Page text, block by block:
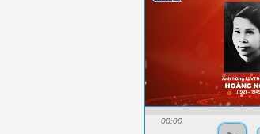
00:00